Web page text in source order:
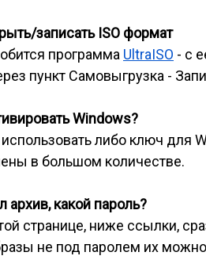
записать ISO формат
программа UltraISO - с
пункт Самовыгрузка -
Windows?
либо ключ для
в большом количестве.
архив, какой пароль?
странице, ниже ссылки,
не под паролем их можно